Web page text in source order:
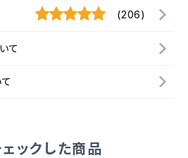
(206)
て
ックした商品